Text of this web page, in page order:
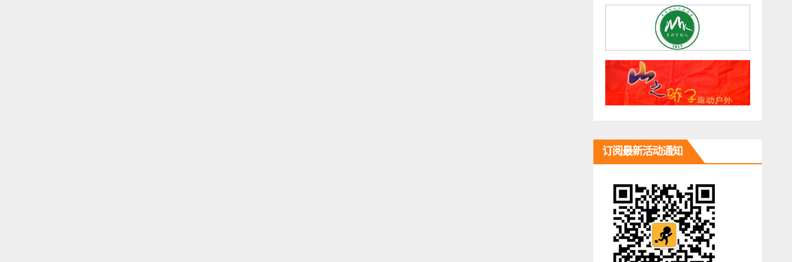
订阅最新活动通知